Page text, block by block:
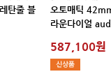
라운다이얼
587,100원